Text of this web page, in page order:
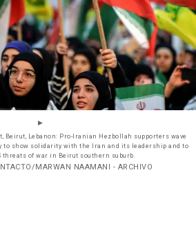
Beirut, Lebanon: Pro-Iranian Hezbollah supporters wave
show solidarity with the Iran and its leadership and to
threats of war in Beirut southern suburb.
MARWAN NAAMANI - ARCHIVO